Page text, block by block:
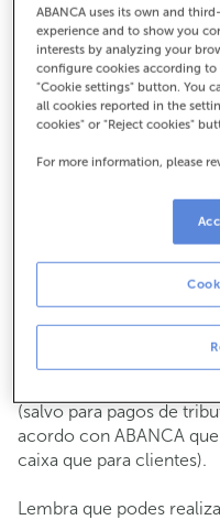
Consulta todos os
Xestións comerciais
cita previae
escollas
Clientes: de luns a
(salvo para pagos de
acordo con ABANCA
caixa que para clientes).
Lembra que podes
ABANCA uses its own and
experience and to show you
interests by analyzing your
configure cookies according
"Cookie settings" button. You
all cookies reported in the
cookies" or "Reject cookies"
For more information, please